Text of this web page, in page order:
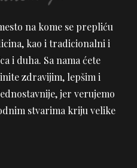
na kome se prepliću
kao i tradicionalni i
i duha. Sa nama ćete
zdravijim, lepšim i
jer verujemo
stvarima kriju velike